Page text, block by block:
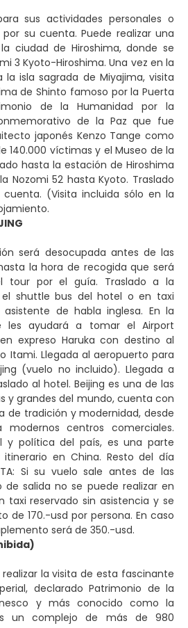
sus actividades personales o
su cuenta. Puede realizar una
ciudad de Hiroshima, donde se
3 Kyoto-Hiroshima. Una vez en la
isla sagrada de Miyajima, visita
de Shinto famoso por la Puerta
de la Humanidad por la
de la Paz que fue
japonés Kenzo Tange como
140.000 víctimas y el Museo de la
hasta la estación de Hiroshima
Nozomi 52 hasta Kyoto. Traslado
(Visita incluida sólo en la
será desocupada antes de las
la hora de recogida que será
tour por el guía. Traslado a la
shuttle bus del hotel o en taxi
de habla inglesa. En la
les ayudará a tomar el Airport
expreso Haruka con destino al
Itami. Llegada al aeropuerto para
(vuelo no incluido). Llegada a
al hotel. Beijing es una de las
y grandes del mundo, cuenta con
de tradición y modernidad, desde
modernos centros comerciales.
y política del país, es una parte
en China. Resto del día
Si su vuelo sale antes de las
salida no se puede realizar en
taxi reservado sin asistencia y se
de 170.-usd por persona. En caso
será de 350.-usd.
realizar la visita de esta fascinante
declarado Patrimonio de la
y más conocido como la
un complejo de más de 980